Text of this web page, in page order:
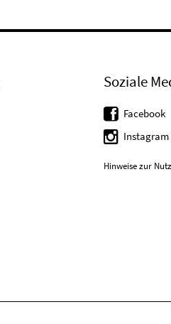
Soziale
Facebook
Instagram
Hinweise zur